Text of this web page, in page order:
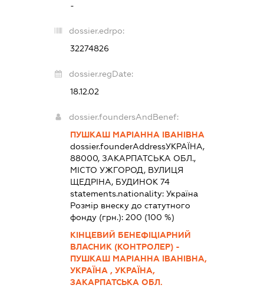
-
dossier.edrpo:
32274826
dossier.regDate:
18.12.02
dossier.foundersAndBenef:
ПУШКАШ МАРІАННА ІВАНІВНА
dossier.founderAddressУКРАЇНА,
88000, ЗАКАРПАТСЬКА ОБЛ.,
МІСТО УЖГОРОД, ВУЛИЦЯ
ЩЕДРІНА, БУДИНОК 74
statements.nationality:Україна
Розмір внеску до статутного
фонду (грн.):200 (100 %)
КІНЦЕВИЙ БЕНЕФІЦІАРНИЙ
ВЛАСНИК (КОНТРОЛЕР) -
ПУШКАШ МАРІАННА ІВАНІВНА,
УКРАЇНА , УКРАЇНА,
ЗАКАРПАТСЬКА ОБЛ.